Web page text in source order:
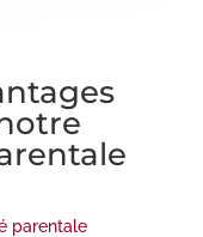
parentale